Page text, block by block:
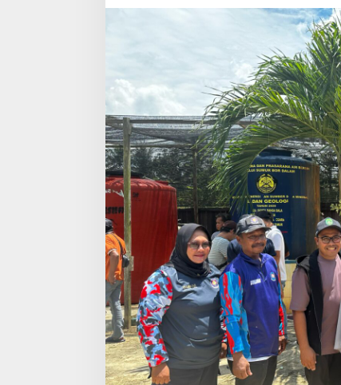
Longsor
Sangasanga
Dalam